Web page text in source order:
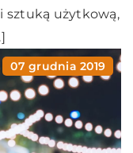
sztuką użytkową,
07 grudnia 2019